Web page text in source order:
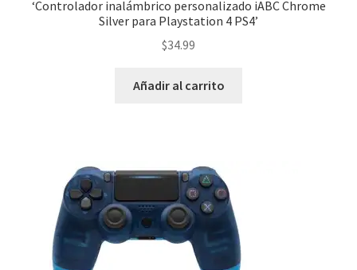
‘Controlador inalámbrico personalizado iABC Chrome
Silver para Playstation 4 PS4’
$34.99
Añadir al carrito